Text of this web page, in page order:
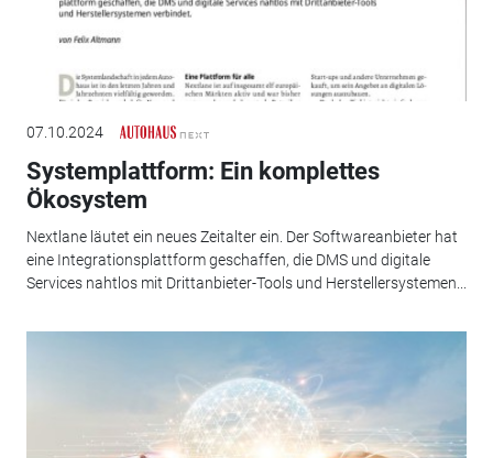
07.10.2024
Systemplattform: Ein komplettes
Ökosystem
Nextlane läutet ein neues Zeitalter ein. Der Softwareanbieter hat
eine Integrationsplattform geschaffen, die DMS und digitale
Services nahtlos mit Drittanbieter-Tools und Herstellersystemen...